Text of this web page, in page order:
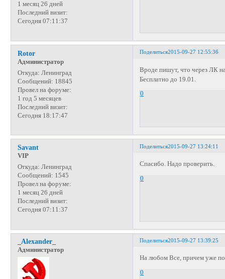
1 месяц 26 дней
Последний визит:
Сегодня 07:11:37
Поделиться2015-09-27 12:55:36
Rotor
Администратор
Откуда: Ленинград
Сообщений: 18845
Провел на форуме:
1 год 5 месяцев
Последний визит:
Сегодня 18:17:47
Вроде пишут, что через ЛК
Бесплатно до 19.01.
0
Поделиться2015-09-27 13:24:11
Savant
VIP
Откуда: Ленинград
Сообщений: 1545
Провел на форуме:
1 месяц 26 дней
Последний визит:
Сегодня 07:11:37
Спасибо. Надо проверить.
0
Поделиться2015-09-27 13:39:25
_Alexander_
Администратор
На любом Все, причем уже
0